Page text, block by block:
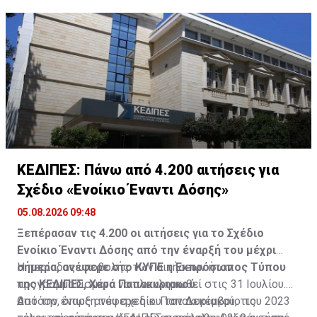
ευάλωτους και εκτεθειμένους εργαζόμενους στην
Κύπρο «μπορεί επίσης να είναι σοβαρές» και
«απαιτούν τη λήψη μέτρων προσαρμογής» για την
προστασία της υγείας και της απόδοσής τους.
ΚΕΔΙΠΕΣ: Πάνω από 4.200 αιτήσεις για
Σχέδιο «Ενοίκιο Έναντι Δόσης»
05.08.2026 09:48
Ξεπέρασαν τις 4.200 οι αιτήσεις για το Σχέδιο
Ενοίκιο Έναντι Δόσης από την έναρξή του μέχρι
σήμερα, ανέφερε στο ΚΥΠΕ η Εκπρόσωπος Τύπου
της ΚΕΔΙΠΕΣ, Χαρά Παπακυριακού.
Η περίοδος υποβολής των αιτήσεων ήταν
προγραμματισμένο να ολοκληρωθεί στις 31 Ιουλίου.
Ωστόσο, όπως ανέφερε η κ. Παπακυριακού, τις
Από την έναρξη του σχεδίου τον Δεκέμβριο του 2023